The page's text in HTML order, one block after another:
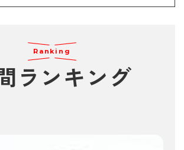
Ranking
ランキング